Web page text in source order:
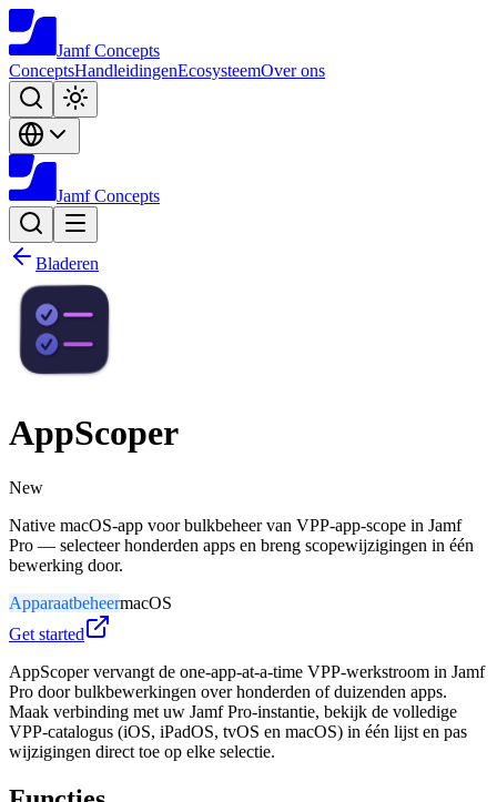
Jamf Concepts
ConceptsHandleidingenEcosysteemOver ons
Jamf Concepts
Bladeren
AppScoper
New
Native macOS-app voor bulkbeheer van VPP-app-scope in Jamf
Pro — selecteer honderden apps en breng scopewijzigingen in één
bewerking door.
ApparaatbeheermacOS
Get started
AppScoper vervangt de one-app-at-a-time VPP-werkstroom in Jamf
Pro door bulkbewerkingen over honderden of duizenden apps.
Maak verbinding met uw Jamf Pro-instantie, bekijk de volledige
VPP-catalogus (iOS, iPadOS, tvOS en macOS) in één lijst en pas
wijzigingen direct toe op elke selectie.